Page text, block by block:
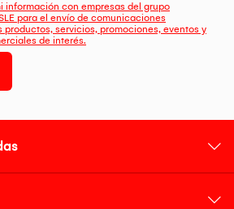
información con empresas del grupo
para el envío de comunicaciones
productos, servicios, promociones, eventos y
de interés.